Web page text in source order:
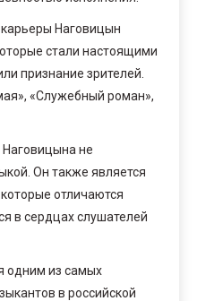
Наговицын
стали настоящими
признание зрителей.
«Служебный роман»,
Наговицына не
Он также является
отличаются
в сердцах слушателей
одним из самых
в российской